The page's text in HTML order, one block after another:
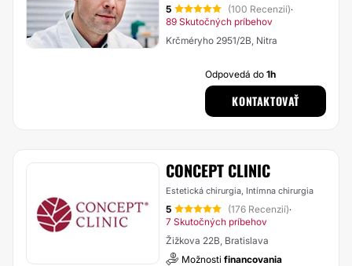
5 (100 Recenzií)·
89 Skutočných príbehov
Krčméryho 2951/2B, Nitra
Odpovedá do1h
KONTAKTOVAŤ
CONCEPT CLINIC
Estetická chirurgia, Intímna chirurgia
5 (176 Recenzií)·
7 Skutočných príbehov
Žižkova 22B, Bratislava
Možnosti financovania